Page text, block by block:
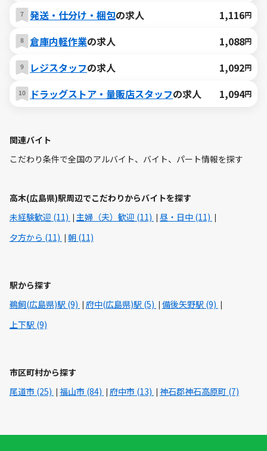
発送・仕分け・梱包の求人 1,116円
倉庫内軽作業の求人 1,088円
レジスタッフの求人 1,092円
ドラッグストア・量販店スタッフの求人 1,094円
関連バイト
こだわり条件で全国のアルバイト、バイト、パート情報を探す
高木(広島県)駅周辺でこだわりからバイトを探す
未経験歓迎 (11)
主婦（夫）歓迎 (11)
昼・日中 (11)
夕方から (11)
朝 (11)
駅から探す
鵜飼(広島県)駅 (9)
府中(広島県)駅 (5)
備後矢野駅 (9)
上下駅 (9)
市区町村から探す
尾道市 (25)
福山市 (84) 府中市 (13) 神石郡神石高原町 (7)